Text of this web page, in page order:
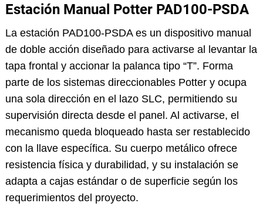
Estación Manual Potter PAD100-PSDA
La estación PAD100-PSDA es un dispositivo manual
de doble acción diseñado para activarse al levantar la
tapa frontal y accionar la palanca tipo “T”. Forma
parte de los sistemas direccionables Potter y ocupa
una sola dirección en el lazo SLC, permitiendo su
supervisión directa desde el panel. Al activarse, el
mecanismo queda bloqueado hasta ser restablecido
con la llave específica. Su cuerpo metálico ofrece
resistencia física y durabilidad, y su instalación se
adapta a cajas estándar o de superficie según los
requerimientos del proyecto.